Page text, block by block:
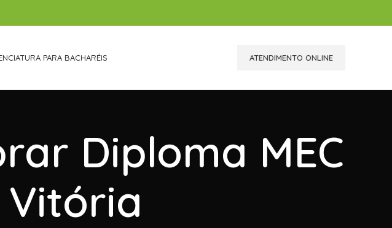
PARA BACHARÉIS ATENDIMENTO ONLINE
Diploma MEC